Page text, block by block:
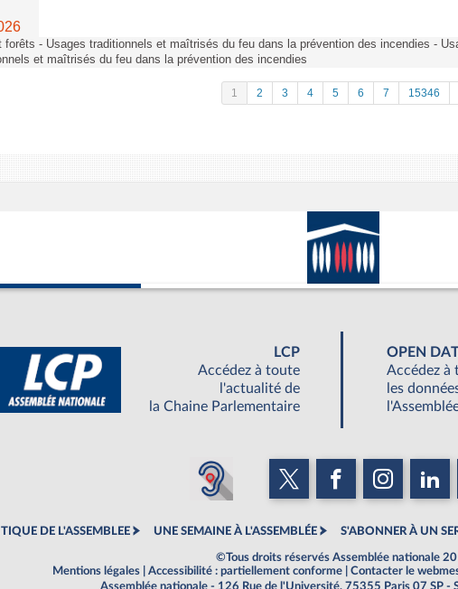
forêts - Usages traditionnels et maîtrisés du feu dans la prévention des incendies -
et maîtrisés du feu dans la prévention des incendies
1 2 3 4 5 6 7 15346
LCP
Accédez à toute
l'actualité de
la Chaine Parlementaire
OPEN
Accédez à
les
DE L'ASSEMBLEE UNE SEMAINE À L'ASSEMBLÉE S'ABONNER À UN
©Tous droits réservés Assemblée nationale
Mentions légales
Accessibilité : partiellement conforme Contacter le
Assemblée nationale - 126 Rue de l'Université, 75355 Paris 07 SP -